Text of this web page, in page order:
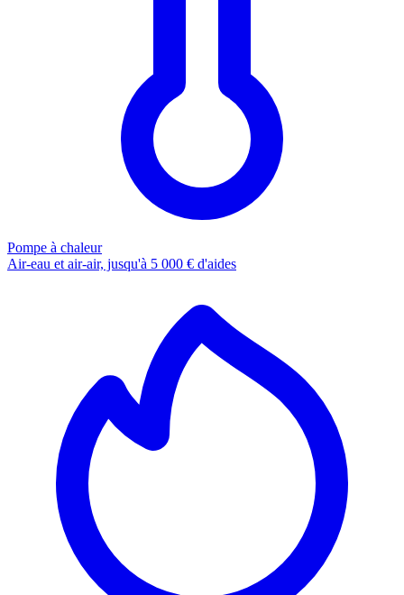
Pompe à chaleur
Air-eau et air-air, jusqu'à 5 000 € d'aides